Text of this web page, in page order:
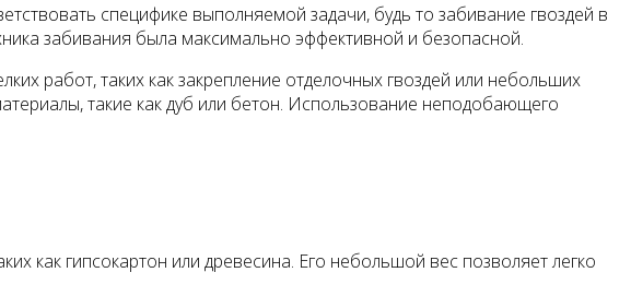
специфике выполняемой задачи, будь то забивание гвоздей в
забивания была максимально эффективной и безопасной.
работ, таких как закрепление отделочных гвоздей или небольших
такие как дуб или бетон. Использование неподобающего
как гипсокартон или древесина. Его небольшой вес позволяет легко